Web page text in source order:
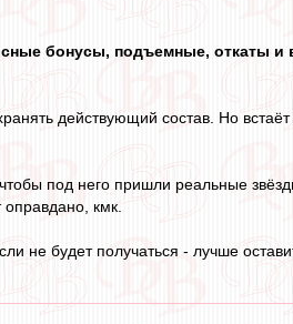
бонусы, подъемные, откаты и
действующий состав. Но
под него пришли реальные
кмк.
не будет получаться - лучше